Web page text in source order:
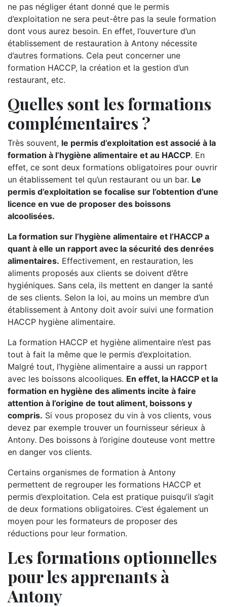
ne pas négliger étant donné que le permis
d’exploitation ne sera peut-être pas la seule formation
dont vous aurez besoin. En effet, l’ouverture d’un
établissement de restauration à Antony nécessite
d’autres formations. Cela peut concerner une
formation HACCP, la création et la gestion d’un
restaurant, etc.
Quelles sont les formations
complémentaires ?
Très souvent, le permis d’exploitation est associé à la
formation à l’hygiène alimentaire et au HACCP. En
effet, ce sont deux formations obligatoires pour ouvrir
un établissement tel qu’un restaurant ou un bar. Le
permis d’exploitation se focalise sur l’obtention d’une
licence en vue de proposer des boissons
alcoolisées.
La formation sur l’hygiène alimentaire et l’HACCP a
quant à elle un rapport avec la sécurité des denrées
alimentaires. Effectivement, en restauration, les
aliments proposés aux clients se doivent d’être
hygiéniques. Sans cela, ils mettent en danger la santé
de ses clients. Selon la loi, au moins un membre d’un
établissement à Antony doit avoir suivi une formation
HACCP hygiène alimentaire.
La formation HACCP et hygiène alimentaire n’est pas
tout à fait la même que le permis d’exploitation.
Malgré tout, l’hygiène alimentaire a aussi un rapport
avec les boissons alcooliques. En effet, la HACCP et la
formation en hygiène des aliments incite à faire
attention à l’origine de tout aliment, boissons y
compris. Si vous proposez du vin à vos clients, vous
devez par exemple trouver un fournisseur sérieux à
Antony. Des boissons à l’origine douteuse vont mettre
en danger vos clients.
Certains organismes de formation à Antony
permettent de regrouper les formations HACCP et
permis d’exploitation. Cela est pratique puisqu’il s’agit
de deux formations obligatoires. C’est également un
moyen pour les formateurs de proposer des
réductions pour leur formation.
Les formations optionnelles
pour les apprenants à
Antony